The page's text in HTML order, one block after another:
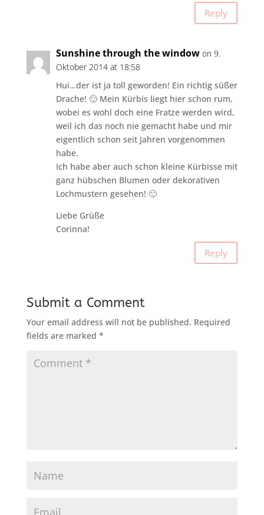
Reply
Sunshine through the window on 9.
Oktober 2014 at 18:58
Hui…der ist ja toll geworden! Ein richtig süßer
Drache! 🙂 Mein Kürbis liegt hier schon rum,
wobei es wohl doch eine Fratze werden wird,
weil ich das noch nie gemacht habe und mir
eigentlich schon seit Jahren vorgenommen
habe.
Ich habe aber auch schon kleine Kürbisse mit
ganz hübschen Blumen oder dekorativen
Lochmustern gesehen! 🙂
Liebe Grüße
Corinna!
Reply
Submit a Comment
Your email address will not be published. Required
fields are marked *